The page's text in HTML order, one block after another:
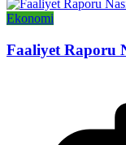
Ekonomi
Faaliyet Raporu